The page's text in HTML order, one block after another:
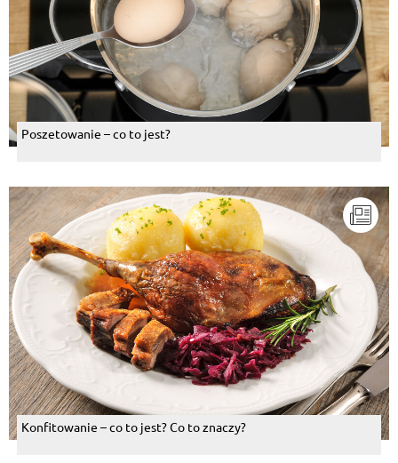
Poszetowanie – co to jest?
Konfitowanie – co to jest? Co to znaczy?